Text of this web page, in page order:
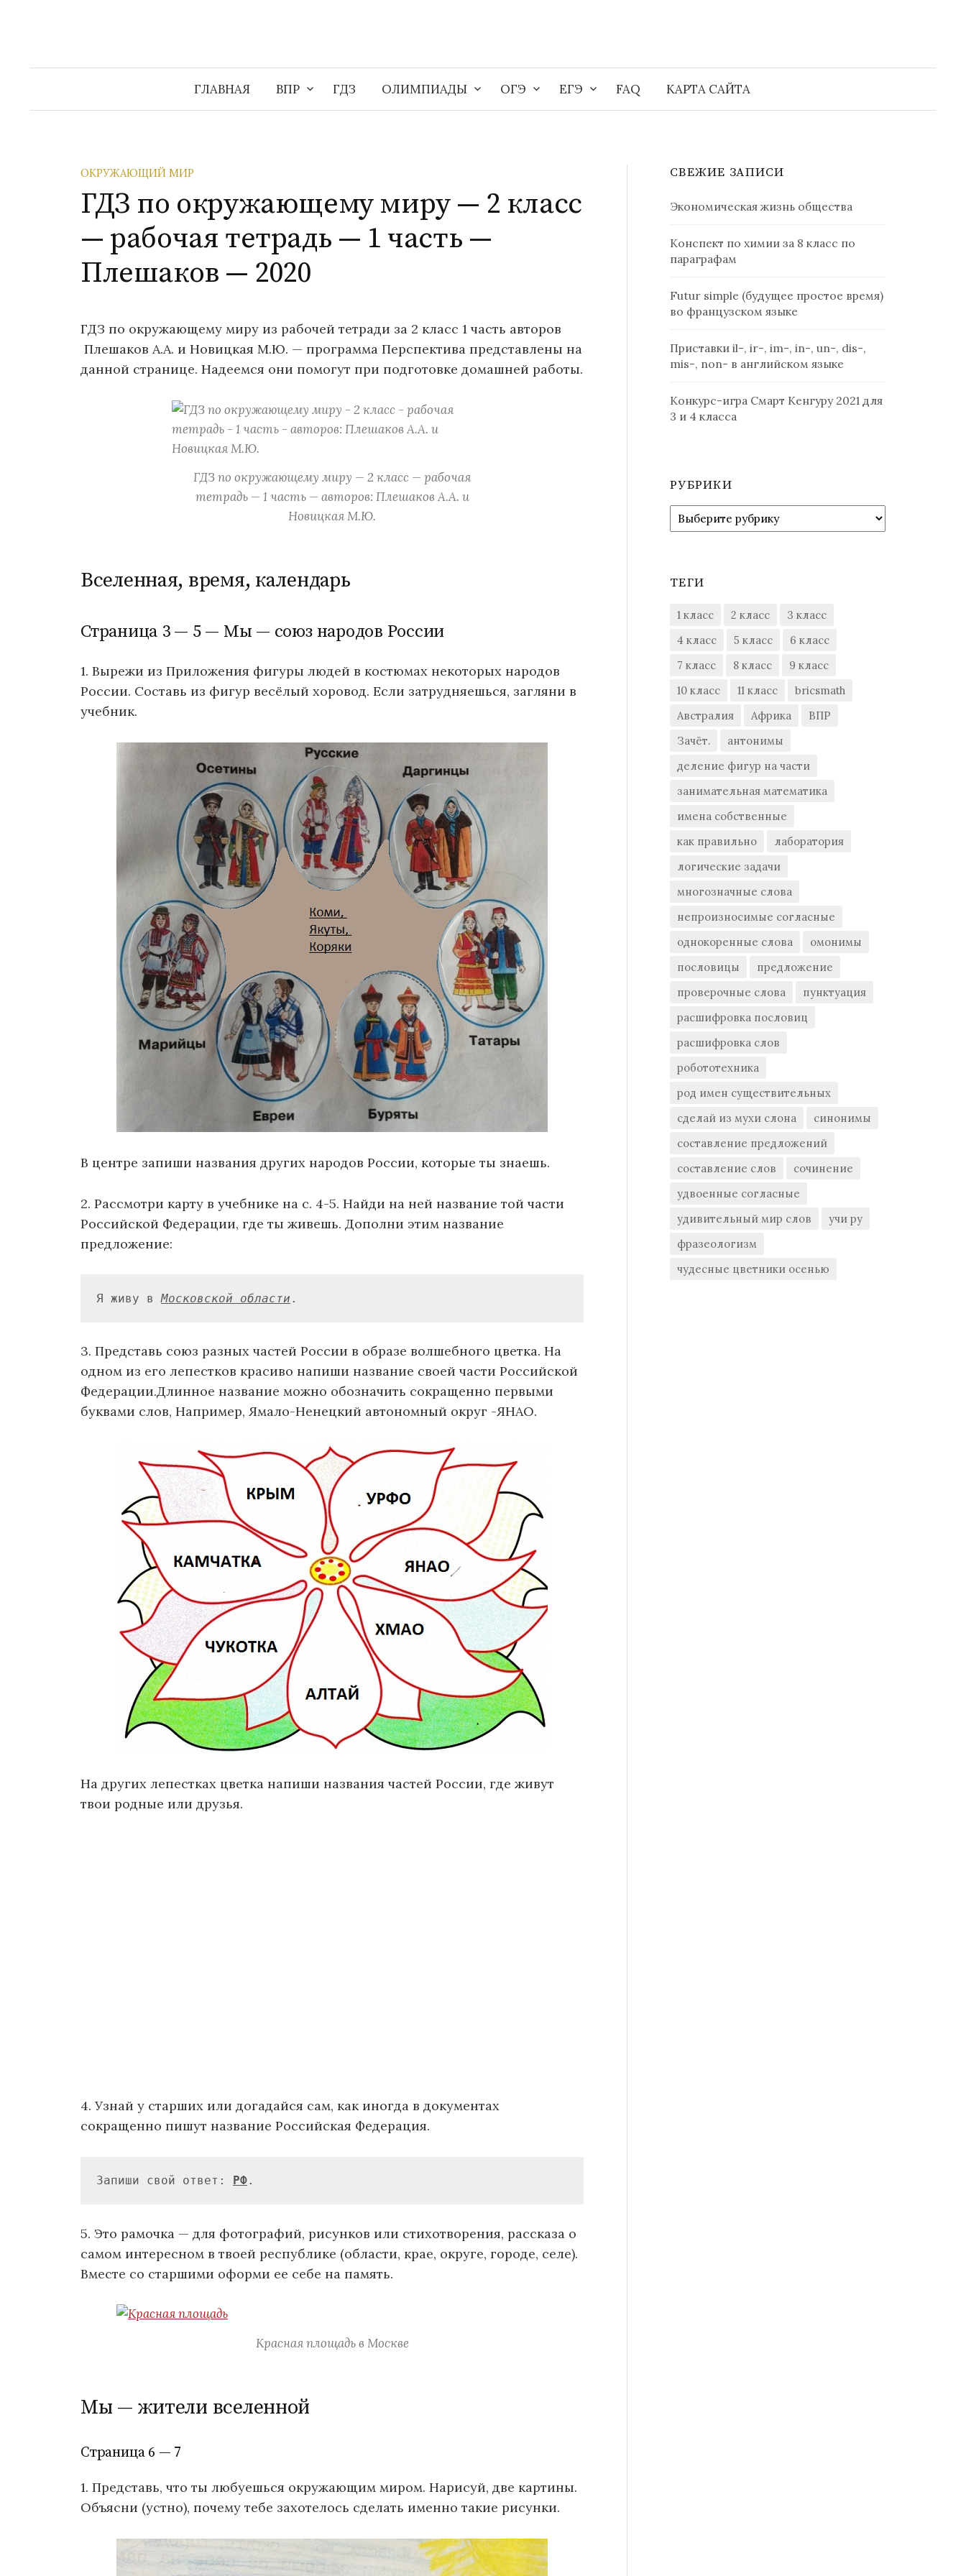
ГЛАВНАЯ ВПР ГДЗ ОЛИМПИАДЫ ОГЭ ЕГЭ FAQ КАРТА САЙТА
Найти:
ОКРУЖАЮЩИЙ МИР
ГДЗ по окружающему миру — 2 класс
— рабочая тетрадь — 1 часть —
Плешаков — 2020
ГДЗ по окружающему миру из рабочей тетради за 2 класс 1 часть авторов
Плешаков А.А. и Новицкая М.Ю. — программа Перспектива представлены на
данной странице. Надеемся они помогут при подготовке домашней работы.
ГДЗ по окружающему миру — 2 класс — рабочая
тетрадь — 1 часть — авторов: Плешаков А.А. и
Новицкая М.Ю.
Вселенная, время, календарь
Страница 3 — 5 — Мы — союз народов России
1. Вырежи из Приложения фигуры людей в костюмах некоторых народов
России. Составь из фигур весёлый хоровод. Если затрудняешься, загляни в
учебник.
В центре запиши названия других народов России, которые ты знаешь.
2. Рассмотри карту в учебнике на с. 4-5. Найди на ней название той части
Российской Федерации, где ты живешь. Дополни этим название
предложение:
Я живу в Московской области .
3. Представь союз разных частей России в образе волшебного цветка. На
одном из его лепестков красиво напиши название своей части Российской
Федерации.Длинное название можно обозначить сокращенно первыми
буквами слов, Например, Ямало-Ненецкий автономный округ -ЯНАО.
На других лепестках цветка напиши названия частей России, где живут
твои родные или друзья.
4. Узнай у старших или догадайся сам, как иногда в документах
сокращенно пишут название Российская Федерация.
Запиши свой ответ: РФ.
5. Это рамочка — для фотографий, рисунков или стихотворения, рассказа о
самом интересном в твоей республике (области, крае, округе, городе, селе).
Вместе со старшими оформи ее себе на память.
Красная площадь в Москве
Мы — жители вселенной
Страница 6 — 7
1. Представь, что ты любуешься окружающим миром. Нарисуй, две картины.
Объясни (устно), почему тебе захотелось сделать именно такие рисунки.
СВЕЖИЕ ЗАПИСИ
Экономическая жизнь общества
Конспект по химии за 8 класс по
параграфам
Futur simple (будущее простое время)
во французском языке
Приставки il-, ir-, im-, in-, un-, dis-,
mis-, non- в английском языке
Конкурс-игра Смарт Кенгуру 2021 для
3 и 4 класса
РУБРИКИ
Рубрики
ТЕГИ
1 класс 2 класс
3 класс
4 класс
5 класс
6 класс
7 класс
8 класс
9 класс
10 класс
11 класс
bricsmath
Австралия
Африка
ВПР
Зачёт.
антонимы
деление фигур на части
занимательная математика
имена собственные
как правильно
лаборатория
логические задачи
многозначные слова
непроизносимые согласные
однокоренные слова
омонимы
пословицы
предложение
проверочные слова
пунктуация
расшифровка пословиц
расшифровка слов
робототехника
род имен существительных
сделай из мухи слона
синонимы
составление предложений
составление слов
сочинение
удвоенные согласные
удивительный мир слов
учи ру
фразеологизм
чудесные цветники осенью